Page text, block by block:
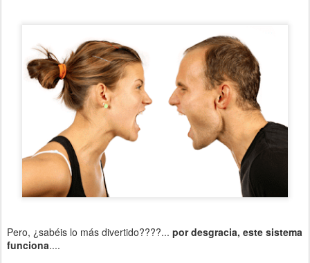
Pero, ¿sabéis lo más divertido????... por desgracia, este sistema
funciona....